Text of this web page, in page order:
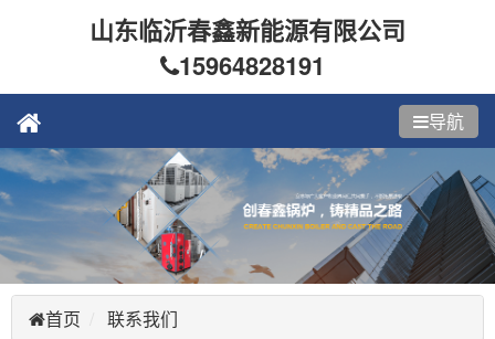
山东临沂春鑫新能源有限公司
15964828191
导航
首页 联系我们